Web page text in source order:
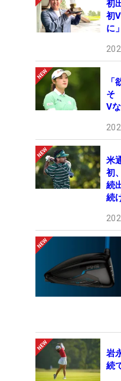
頂点に達した。
手にしてグリーン上を
ンは、乱入したギャラ
ティにタックルされて
であったが、そんな
勝利を決めた直後のテ
だった。
「信じられない。何と
ちたかった大会で、つ
出てこない」
母国のファンの大き
演じることは「とん
しかし、そのとんでも
ら戦うテイラーと対戦
ミスすれば拍手され
んでもないプレッシャ
初
初
に
そ
V
米
初
続
続
岩
続